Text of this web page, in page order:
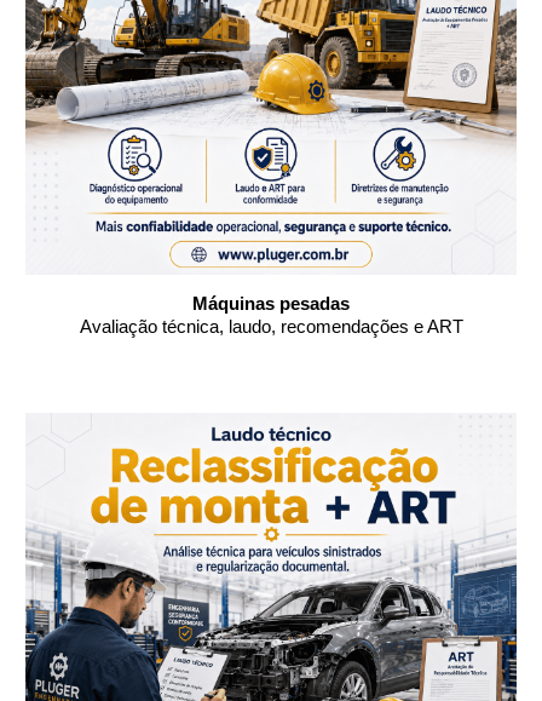
Máquinas pesadas
Avaliação técnica, laudo, recomendações e ART